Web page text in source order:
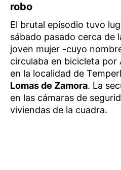
robo
El brutal episodio tuvo
sábado pasado cerca de
joven mujer -cuyo
circulaba en bicicleta por
en la localidad de
Lomas de Zamora. La
en las cámaras de
viviendas de la cuadra.